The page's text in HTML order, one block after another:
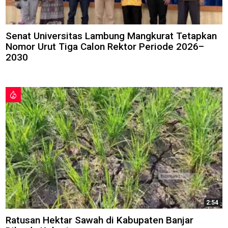
Senat Universitas Lambung Mangkurat Tetapkan
Nomor Urut Tiga Calon Rektor Periode 2026–
2030
2:54
Ratusan Hektar Sawah di Kabupaten Banjar